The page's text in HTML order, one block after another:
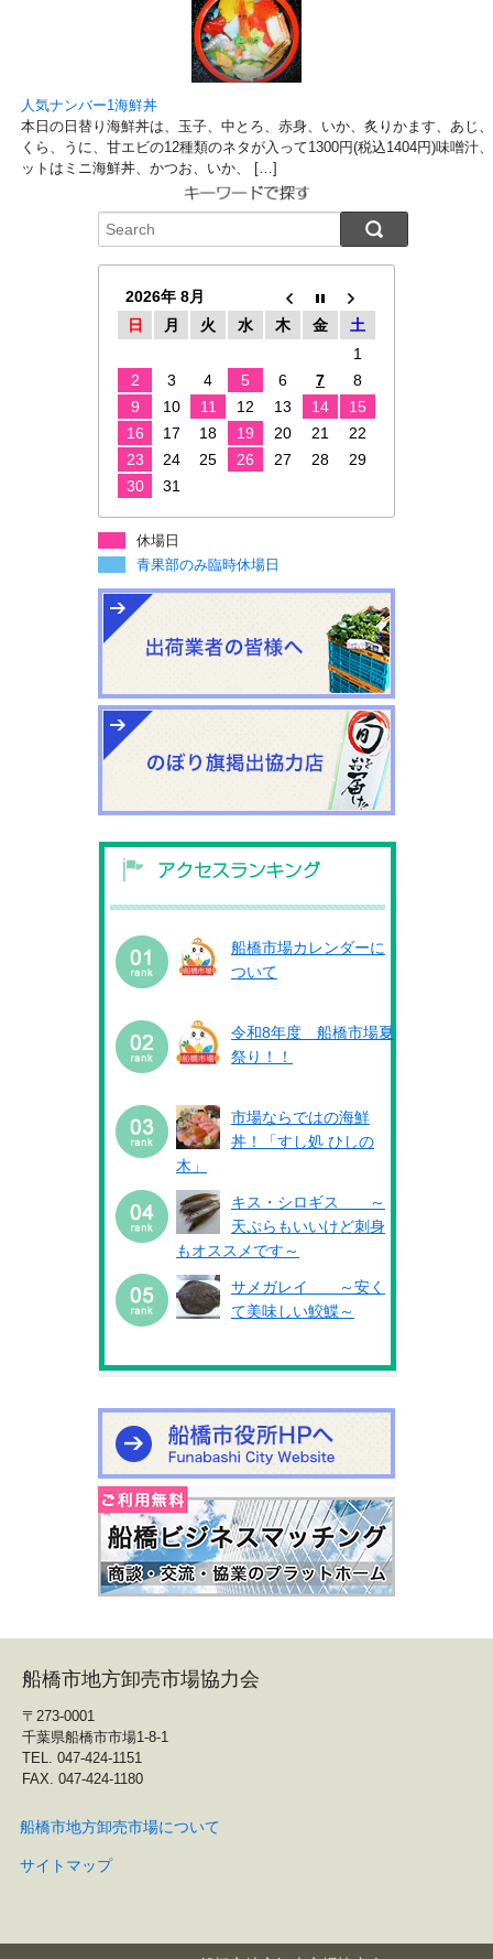
人気ナンバー1海鮮丼
本日の日替り海鮮丼は、玉子、中とろ、赤身、いか、炙りかます、あじ
くら、うに、甘エビの12種類のネタが入って1300円(税込1404円)味噌汁
ットはミニ海鮮丼、かつお、いか、 […]
2026年 8月
日
月 火 水 木 金
土
1
2
3 4 5 6 7
8
9
10 11 12 13 14
15
16
17 18 19 20 21
22
23
24 25 26 27 28
29
30
31
休場日
青果部のみ臨時休場日
船橋市場カレンダーに
ついて
令和8年度 船橋市場夏
祭り！！
市場ならではの海鮮
丼！「すし処 ひしの
木」
キス・シロギス ～
天ぷらもいいけど刺身
もオススメです～
サメガレイ ～安く
て美味しい鮫鰈～
船橋市地方卸売市場協力会
〒273-0001
千葉県船橋市市場1-8-1
TEL. 047-424-1151
FAX. 047-424-1180
船橋市地方卸売市場について
サイトマップ